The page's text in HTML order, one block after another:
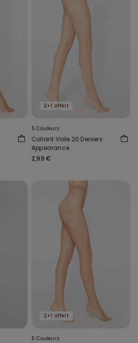
2+1 offert
5 Couleurs
Collant Voile 20 Deniers
Appearance
2,99 €
2+1 offert
5 Couleurs